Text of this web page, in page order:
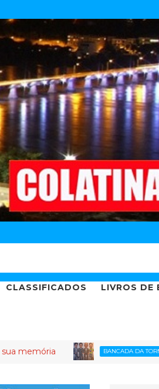
CLASSIFICADOS LIVROS DE
BANCADA DA TORNOZELEIRA